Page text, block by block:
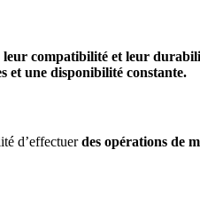
leur compatibilité et leur
et une disponibilité constante.
d’effectuerdes opérations de